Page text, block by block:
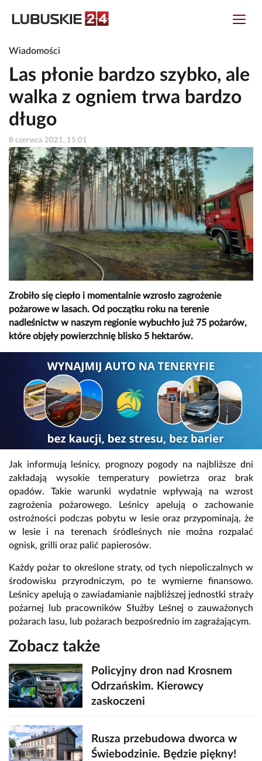
Wiadomości
Las płonie bardzo szybko, ale
walka z ogniem trwa bardzo
długo
8 czerwca 2021, 15:01
Zrobiło się ciepło i momentalnie wzrosło zagrożenie
pożarowe w lasach. Od początku roku na terenie
nadleśnictw w naszym regionie wybuchło już 75 pożarów,
które objęły powierzchnię blisko 5 hektarów.
Jak informują leśnicy, prognozy pogody na najbliższe dni
zakładają wysokie temperatury powietrza oraz brak
opadów. Takie warunki wydatnie wpływają na wzrost
zagrożenia pożarowego. Leśnicy apelują o zachowanie
ostrożności podczas pobytu w lesie oraz przypominają, że
w lesie i na terenach śródleśnych nie można rozpalać
ognisk, grilli oraz palić papierosów.
Każdy pożar to określone straty, od tych niepoliczalnych w
środowisku przyrodniczym, po te wymierne finansowo.
Leśnicy apelują o zawiadamianie najbliższej jednostki straży
pożarnej lub pracowników Służby Leśnej o zauważonych
pożarach lasu, lub pożarach bezpośrednio im zagrażającym.
Zobacz także
Policyjny dron nad Krosnem
Odrzańskim. Kierowcy
zaskoczeni
Rusza przebudowa dworca w
Świebodzinie. Będzie piękny!